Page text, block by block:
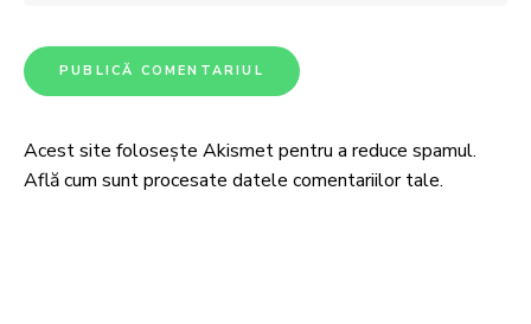
Acest site folosește Akismet pentru a reduce spamul.
Află cum sunt procesate datele comentariilor tale.